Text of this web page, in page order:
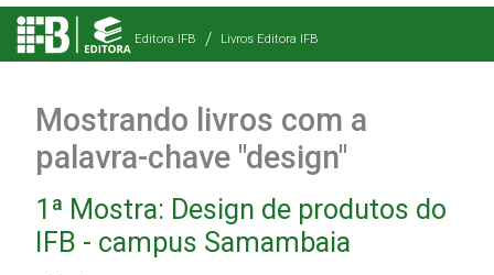
Editora IFB Livros Editora IFB
Mostrando livros com a
palavra-chave "design"
1ª Mostra: Design de produtos do
IFB - campus Samambaia